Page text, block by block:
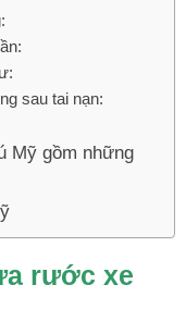
sau tai nạn:
Mỹ gồm những
rước xe